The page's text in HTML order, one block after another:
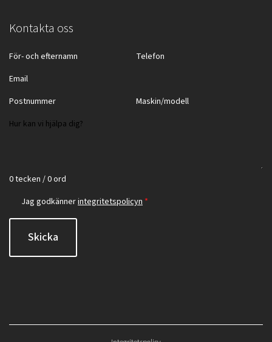
Kontakta oss
0 tecken / 0 ord
Jag godkännerintegritetspolicyn *
Skicka